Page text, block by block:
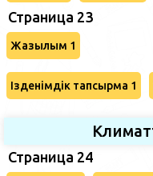
Страница 23
Жазылым 1
Ізденімдік тапсырма 1
Страница 24